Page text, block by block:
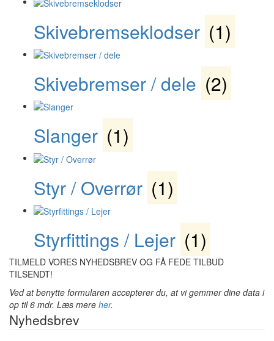
Skivebremseklodser (1)
Skivebremser / dele (2)
Slanger (1)
Styr / Overrør (1)
Styrfittings / Lejer (1)
TILMELD VORES NYHEDSBREV OG FÅ FEDE TILBUD
TILSENDT!
Ved at benytte formularen accepterer du, at vi gemmer dine data i
op til 6 mdr. Læs mere her.
Nyhedsbrev